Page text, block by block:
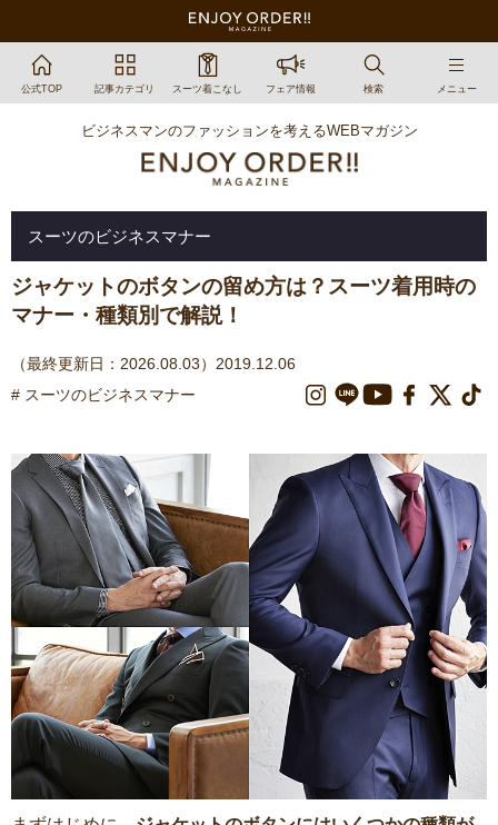
公式TOP 記事カテゴリ スーツ着こなし フェア情報 検索 メニュー
ビジネスマンのファッションを考えるWEBマガジン
スーツのビジネスマナー
ジャケットのボタンの留め方は？スーツ着用時の
マナー・種類別で解説！
（最終更新日：2026.08.03）2019.12.06
# スーツのビジネスマナー